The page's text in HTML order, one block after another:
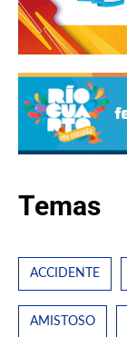
Temas
ACCIDENTE
AMISTOSO